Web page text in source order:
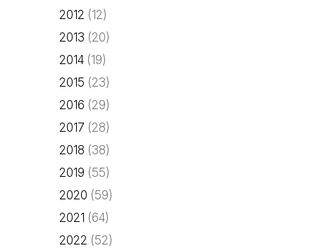
2012 (12)
2013 (20)
2014 (19)
2015 (23)
2016 (29)
2017 (28)
2018 (38)
2019 (55)
2020 (59)
2021 (64)
2022 (52)